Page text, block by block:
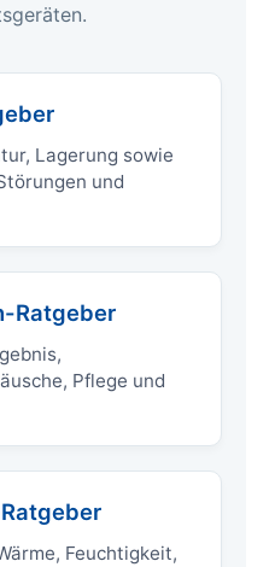
Lagerung sowie
und
Ratgeber
Pflege und
Feuchtigkeit,